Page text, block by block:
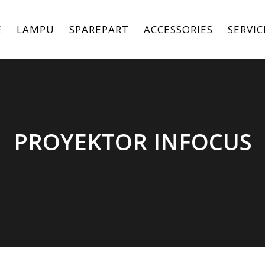
LAMPU SPAREPART ACCESSORIES
PROYEKTOR INFOCUS